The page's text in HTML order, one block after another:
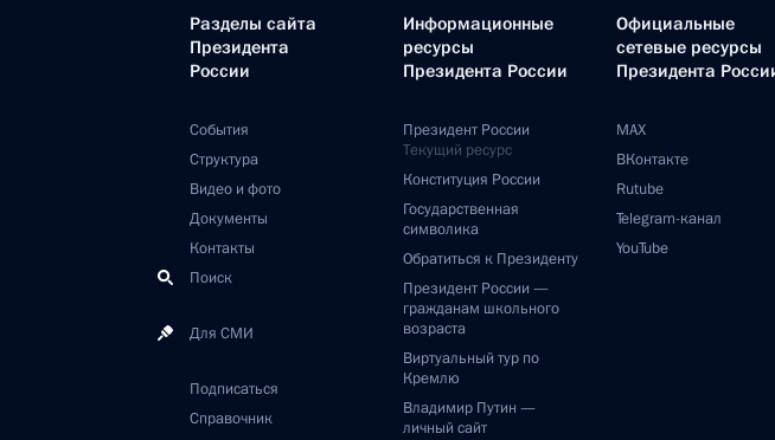
Разделы сайта
Президента
России
События
Структура
Видео и фото
Документы
Контакты
Поиск
Для СМИ
Подписаться
Справочник
Информационные
ресурсы
Президента России
Президент России
Текущий ресурс
Конституция России
Государственная
символика
Обратиться к Президенту
Президент России —
гражданам школьного
возраста
Виртуальный тур по
Кремлю
Владимир Путин —
личный сайт
Официальные
сетевые ресурсы
Президента
MAX
ВКонтакте
Rutube
Telegram-канал
YouTube